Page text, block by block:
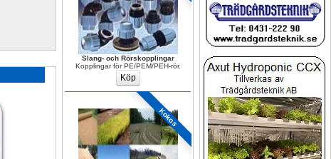
Slang- och Rörskopplingar
Kopplingar för PE/PEM/PEH-rör.
Kokos